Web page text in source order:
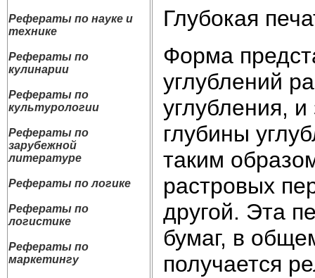
Рефераты по науке и
технике
Рефераты по
кулинарии
Рефераты по
культурологии
Рефераты по
зарубежной
литературе
Рефераты по логике
Рефераты по
логистике
Рефераты по
маркетингу
Глубокая
Форма
углублений
углубления,
глубины
таким
растровых
другой. Эта
бумаг, в
получается